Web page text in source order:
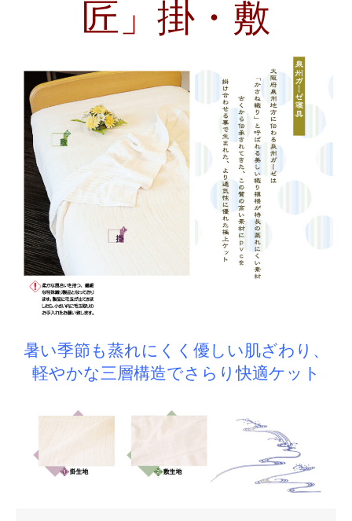
匠」掛・敷
暑い季節も蒸れにくく優しい肌ざわり、
軽やかな三層構造でさらり快適ケット